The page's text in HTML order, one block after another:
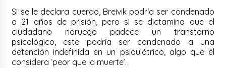
Si se le declara cuerdo, Breivik podría ser condenado
a 21 años de prisión, pero si se dictamina que el
ciudadano noruego padece un transtorno
psicológico, este podría ser condenado a una
detención indefinida en un psiquiátrico, algo que él
considera ‘peor que la muerte’.